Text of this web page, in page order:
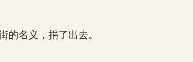
名义，捐了出去。